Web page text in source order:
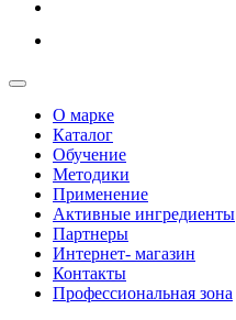
О марке
Каталог
Обучение
Методики
Применение
Активные ингредиенты
Партнеры
Интернет- магазин
Контакты
Профессиональная зона